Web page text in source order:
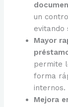
un
evitando
Mayor
permite
forma
internos.
Mejora